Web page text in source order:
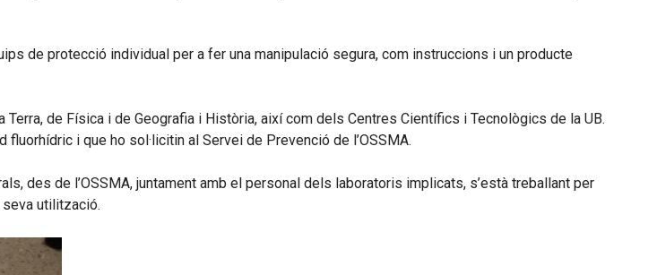
de protecció individual per a fer una manipulació segura, com instruccions i un producte
de Física i de Geografia i Història, així com dels Centres Científics i Tecnològics de la UB.
i que ho sol·licitin al Servei de Prevenció de l’OSSMA.
des de l’OSSMA, juntament amb el personal dels laboratoris implicats, s’està treballant per
utilització.